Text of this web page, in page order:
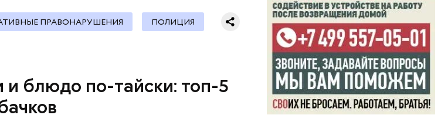
ПРАВОНАРУШЕНИЯ ПОЛИЦИЯ
и блюдо по-тайски: топ-5